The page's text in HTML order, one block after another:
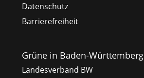
Datenschutz
Barrierefreiheit
Grüne in Baden-Württemberg
Landesverband BW